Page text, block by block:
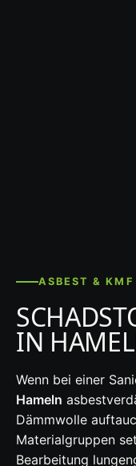
ASBEST &
IN
Wenn bei einer
Hameln
Dämmwolle
Materialgruppen
Bearbeitung